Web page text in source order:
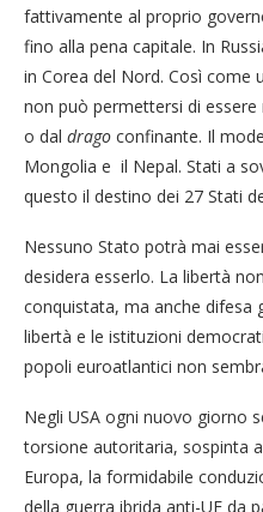
fattivamente al proprio
fino alla pena capitale. In
in Corea del Nord. Così come
non può permettersi di essere
o dal drago confinante. Il
Mongolia e il Nepal. Stati a
questo il destino dei 27 Stati
Nessuno Stato potrà mai
desidera esserlo. La libertà
conquistata, ma anche difesa
libertà e le istituzioni
popoli euroatlantici non
Negli USA ogni nuovo giorno
torsione autoritaria, sospinta
Europa, la formidabile
della guerra ibrida anti-UE da